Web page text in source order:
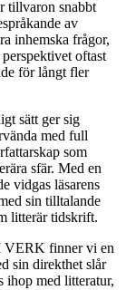
tillvaron snabbt
av
inhemska frågor,
oftast
för långt fler
sätt ger sig
med full
som
sfär. Med en
vidgas läsarens
sin tilltalande
litterär tidskrift.
VERK finner vi en
sin direkthet slår
ihop med litteratur,